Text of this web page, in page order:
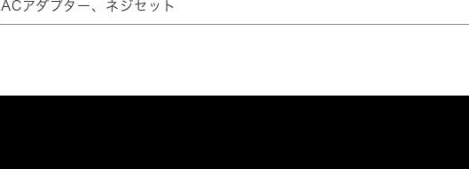
ACアダプター、ネジセット